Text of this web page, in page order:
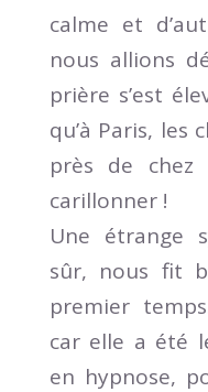
calme et
nous allions
prière s’est
qu’à Paris, les
près de
carillonner !
Une étrange
sûr, nous fit
premier
car elle a été
en hypnose,